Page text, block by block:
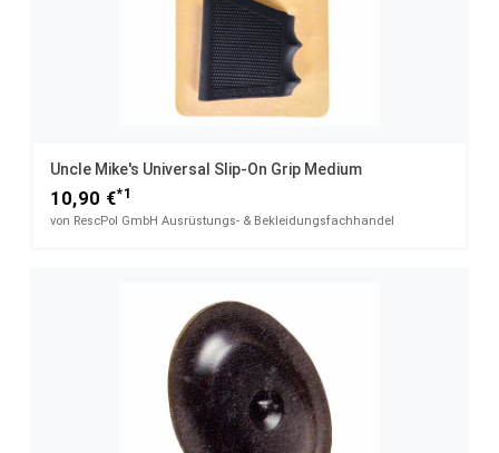
Uncle Mike's Universal Slip-On Grip Medium
10,90 €*1
von RescPol GmbH Ausrüstungs- & Bekleidungsfachhandel